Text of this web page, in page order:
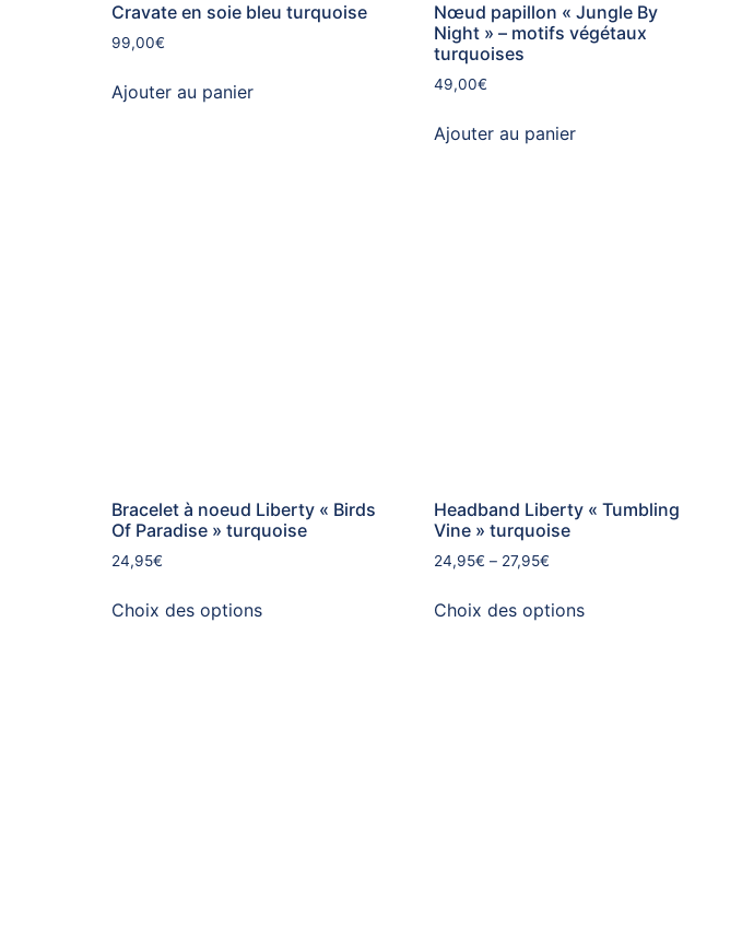
Cravate en soie bleu turquoise
99,00€
Ajouter au panier
Nœud papillon « Jungle By
Night » – motifs végétaux
turquoises
49,00€
Ajouter au panier
Bracelet à noeud Liberty « Birds
Of Paradise » turquoise
24,95€
Choix des options
Headband Liberty « Tumbling
Vine » turquoise
24,95€ – 27,95€
Choix des options